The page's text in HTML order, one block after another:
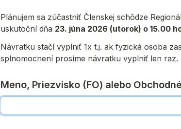
Plánujem sa zúčastniť Členskej schôdze
uskutoční dňa 23. júna 2026 (utorok) o 15.00
Návratku stačí vyplniť 1x t.j. ak fyzická osoba
splnomocnení prosíme návratku vyplniť len raz.
Meno, Priezvisko (FO) alebo